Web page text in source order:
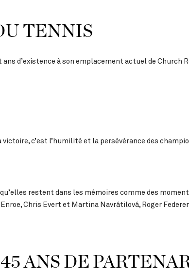
TENNIS
d’existence à son emplacement actuel de
c’est l’humilité et la persévérance des
restent dans les mémoires comme des
Chris Evert et Martina Navrátilová, Roger
ANS DE